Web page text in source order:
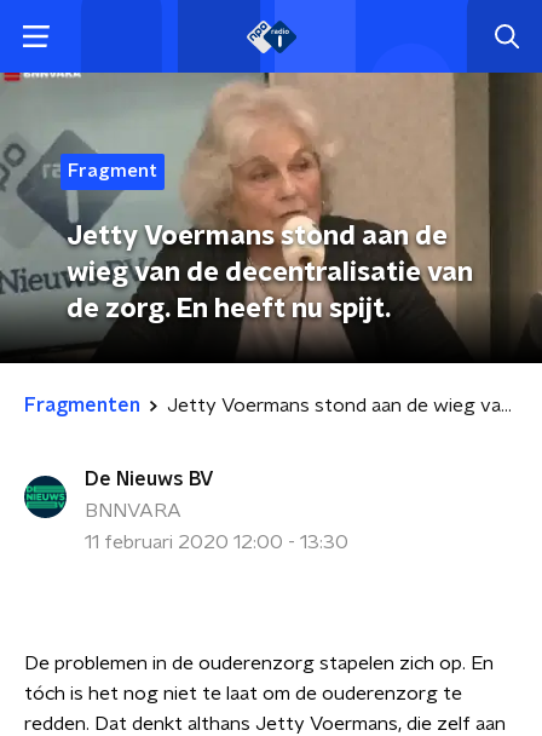
Fragment
Jetty Voermans stond aan de
wieg van de decentralisatie van
de zorg. En heeft nu spijt.
Fragmenten Jetty Voermans stond aan de wieg van de decentralisatie van de zorg. En heeft nu spijt.
De Nieuws BV
BNNVARA
11 februari 2020 12:00 - 13:30
De problemen in de ouderenzorg stapelen zich op. En
tóch is het nog niet te laat om de ouderenzorg te
redden. Dat denkt althans Jetty Voermans, die zelf aan